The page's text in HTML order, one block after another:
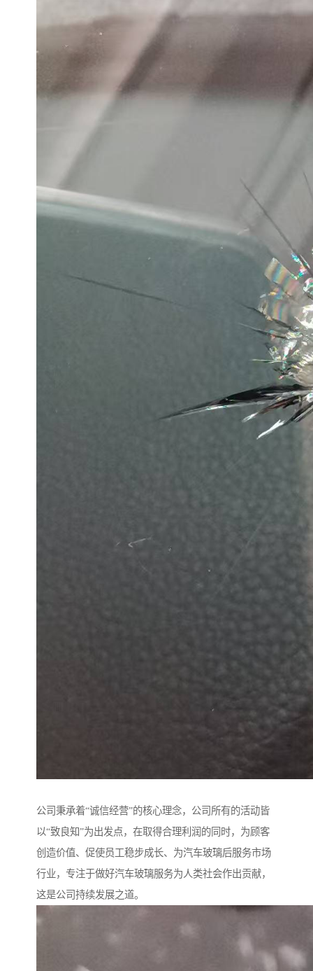
公司秉承着“诚信经营”的核心理念，公司所有的活动皆
以“致良知”为出发点，在取得合理利润的同时，为顾客
创造价值、促使员工稳步成长、为汽车玻璃后服务市场
行业，专注于做好汽车玻璃服务为人类社会作出贡献，
这是公司持续发展之道。